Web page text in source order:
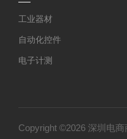
工业器材
自动化控件
电子计测
特殊光源
Copyright ©2026 深圳电